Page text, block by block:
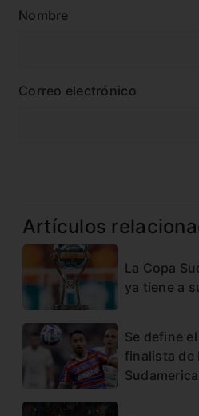
Nombre
Correo electrónico
Artículos
La Copa
ya tiene a
Se define
finalista de